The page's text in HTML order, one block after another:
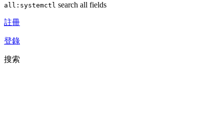
all:systemctl search all fields
註冊
登錄
搜索